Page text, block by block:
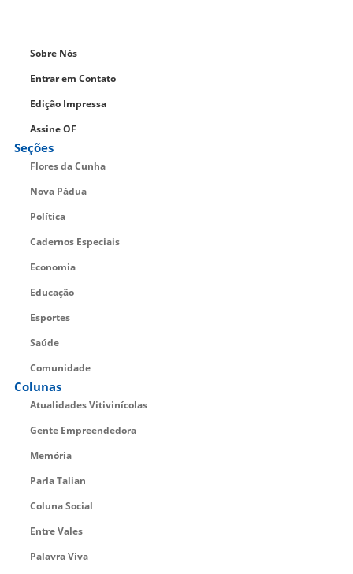
Sobre Nós
Entrar em Contato
Edição Impressa
Assine OF
Seções
Flores da Cunha
Nova Pádua
Política
Cadernos Especiais
Economia
Educação
Esportes
Saúde
Comunidade
Colunas
Atualidades Vitivinícolas
Gente Empreendedora
Memória
Parla Talian
Coluna Social
Entre Vales
Palavra Viva